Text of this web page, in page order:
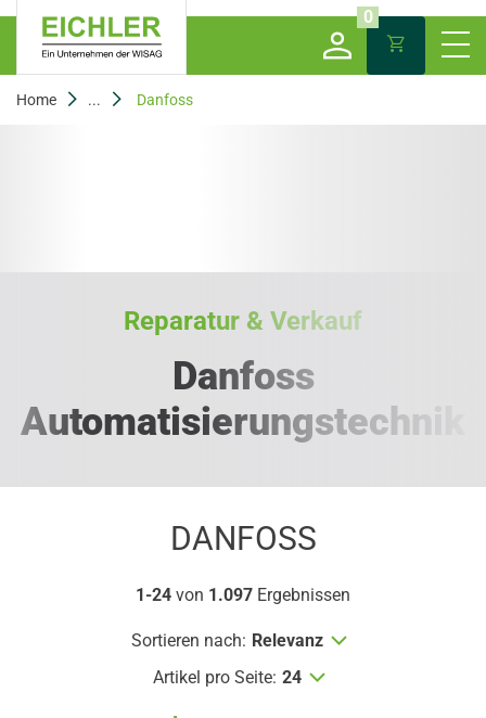
0
Home ... Danfoss
Reparatur & Verkauf
Danfoss
Automatisierungstechnik
DANFOSS
1-24 von 1.097 Ergebnissen
Sortieren nach: Relevanz
Artikel pro Seite: 24